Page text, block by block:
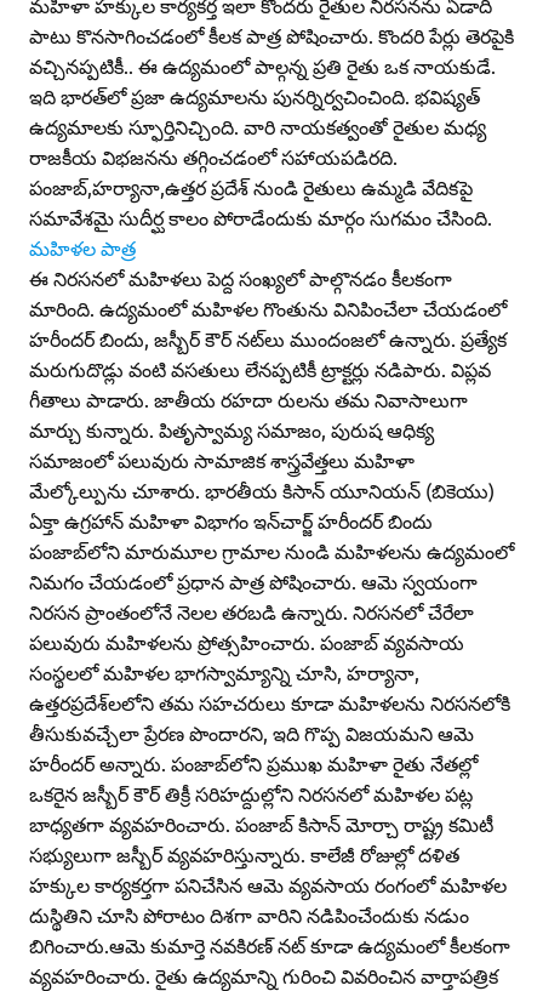
పాటు కొనసాగించడంలో కీలక పాత్ర పోషించారు. కొందరి పేర్లు తెరపైకి
వచ్చినప్పటికీ.. ఈ ఉద్యమంలో పాల్గన్న ప్రతి రైతు ఒక నాయకుడే.
ఇది భారత్‌లో ప్రజా ఉద్యమాలను పునర్నిర్వచించింది. భవిష్యత్‌
ఉద్యమాలకు స్ఫూర్తినిచ్చింది. వారి నాయకత్వంతో రైతుల మధ్య
రాజకీయ విభజనను తగ్గించడంలో సహాయపడిరది.
పంజాబ్‌,హర్యానా,ఉత్తర ప్రదేశ్‌ నుండి రైతులు ఉమ్మడి వేదికపై
సమావేశమై సుదీర్ఘ కాలం పోరాడేందుకు మార్గం సుగమం చేసింది.
మహిళల పాత్ర
ఈ నిరసనలో మహిళలు పెద్ద సంఖ్యలో పాల్గొనడం కీలకంగా
మారింది. ఉద్యమంలో మహిళల గొంతును వినిపించేలా చేయడంలో
హరీందర్‌ బిందు, జస్బీర్‌ కౌర్‌ నట్‌లు ముందంజలో ఉన్నారు. ప్రత్యేక
మరుగుదొడ్లు వంటి వసతులు లేనప్పటికీ ట్రాక్టర్లు నడిపారు. విప్లవ
గీతాలు పాడారు. జాతీయ రహదా రులను తమ నివాసాలుగా
మార్చు కున్నారు. పితృస్వామ్య సమాజం, పురుష ఆధిక్య
సమాజంలో పలువురు సామాజిక శాస్త్రవేత్తలు మహిళా
మేల్కోల్పును చూశారు. భారతీయ కిసాన్‌ యూనియన్‌ (బికెయు)
ఏక్తా ఉగ్రహాన్‌ మహిళా విభాగం ఇన్‌చార్జ్‌ హరీందర్‌ బిందు
పంజాబ్‌లోని మారుమూల గ్రామాల నుండి మహిళలను ఉద్యమంలో
నిమగం చేయడంలో ప్రధాన పాత్ర పోషించారు. ఆమె స్వయంగా
నిరసన ప్రాంతంలోనే నెలల తరబడి ఉన్నారు. నిరసనలో చేరేలా
పలువురు మహిళలను ప్రోత్సహించారు. పంజాబ్‌ వ్యవసాయ
సంస్థలలో మహిళల భాగస్వామ్యాన్ని చూసి, హర్యానా,
ఉత్తరప్రదేశ్‌లలోని తమ సహచరులు కూడా మహిళలను నిరసనలోకి
తీసుకువచ్చేలా ప్రేరణ పొందారని, ఇది గొప్ప విజయమని ఆమె
హరీందర్‌ అన్నారు. పంజాబ్‌లోని ప్రముఖ మహిళా రైతు నేతల్లో
ఒకరైన జస్బీర్‌ కౌర్‌ తిక్రీ సరిహద్దుల్లోని నిరసనలో మహిళల పట్ల
బాధ్యతగా వ్యవహరించారు. పంజాబ్‌ కిసాన్‌ మోర్చా రాష్ట్ర కమిటీ
సభ్యులుగా జస్బీర్‌ వ్యవహరిస్తున్నారు. కాలేజీ రోజుల్లో దళిత
హక్కుల కార్యకర్తగా పనిచేసిన ఆమె వ్యవసాయ రంగంలో మహిళల
దుస్థితిని చూసి పోరాటం దిశగా వారిని నడిపించేందుకు నడుం
బిగించారు.ఆమె కుమార్తె నవకిరణ్‌ నట్‌ కూడా ఉద్యమంలో కీలకంగా
వ్యవహరించారు. రైతు ఉద్యమాన్ని గురించి వివరించిన వార్తాపత్రిక